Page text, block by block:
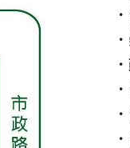
．
．
．
．
．
．